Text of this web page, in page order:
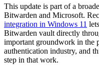
This update is part of a
Bitwarden and Microsoft.
integration in Windows 11
Bitwarden vault directly
important groundwork in the
authentication industry, and
step in that work.